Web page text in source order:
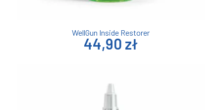
WellGun Inside Restorer
44,90 zł